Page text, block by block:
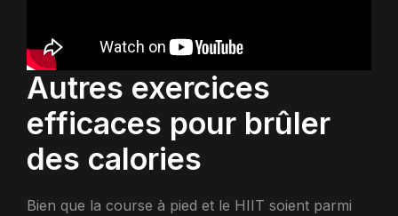
Autres exercices
efficaces pour brûler
des calories
Bien que la course à pied et le HIIT soient parmi